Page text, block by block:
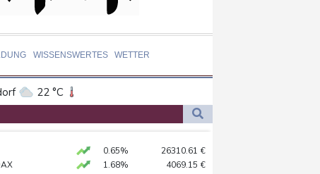
WISSENSWERTES WETTER
22 °C
- Festnahme
0.65% 26310.61 €
1.68% 4069.15 €